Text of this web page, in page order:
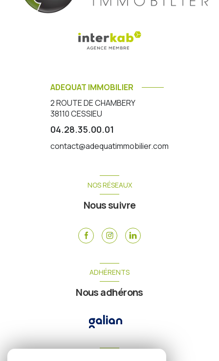
ADEQUAT IMMOBILIER
2 ROUTE DE CHAMBERY
38110CESSIEU
04.28.35.00.01
contact@adequatimmobilier.com
NOS RÉSEAUX
Nous suivre
ADHÉRENTS
Nous adhérons